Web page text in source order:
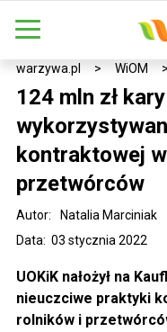
warzywa.pl > WiOM >
124 mln zł
kontraktowej
przetwórców
Data: 03 stycznia 2022
Autor: Natalia Marciniak
UOKiK nałożył na
nieuczciwe praktyki
rolników i